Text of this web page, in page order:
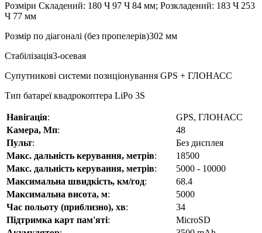
Розмiри Складений: 180 Ч 97 Ч 84 мм; Розкладений: 183 Ч 253
Ч 77 мм
Розмір по діагоналі (без пропелерів)302 мм
Стабілізація3-осевая
Супутникові системи позиціонування GPS + ГЛОНАСС
Тип батареї квадрокоптера LiPo 3S
Навігація:
GPS, ГЛОНАСС
Камера, Мп:
48
Пульт:
Без дисплея
Макс. дальність керування, метрів:
18500
Макс. дальність керування, метрів:
5000 - 10000
Максимальна швидкість, км/год:
68.4
Максимальна висота, м:
5000
Час польоту (приблизно), хв:
34
Підтримка карт пам'яті:
MicroSD